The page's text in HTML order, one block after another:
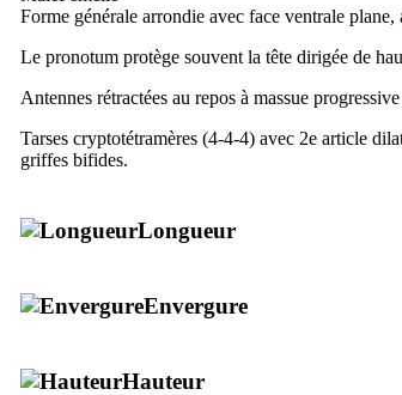
Forme générale arrondie avec face ventrale
Le pronotum protège souvent la tête dirigée de
Antennes rétractées au repos à massue
Tarses cryptotétramères (4-4-4) avec 2e article
griffes bifides.
Longueur
Envergure
Hauteur